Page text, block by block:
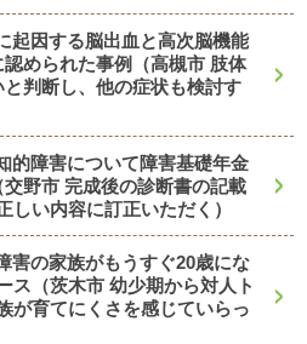
起因する脳出血と高次脳機能
められた事例（高槻市 肢体
判断し、他の症状も検討す
的障害について障害基礎年金
野市 完成後の診断書の記載
しい内容に訂正いただく）
害の家族がもうすぐ20歳にな
ス（茨木市 幼少期から対人ト
が育てにくさを感じていらっ